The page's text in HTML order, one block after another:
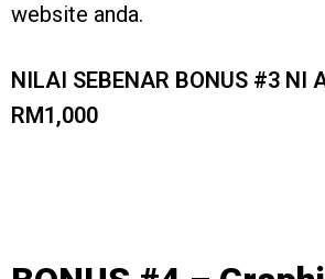
website anda.
NILAI SEBENAR BONUS #3 NI
RM1,000